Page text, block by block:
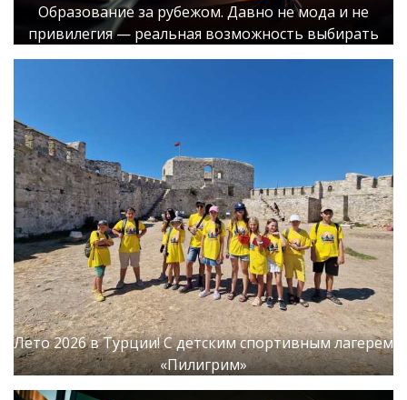
Образование за рубежом. Давно не мода и не
привилегия — реальная возможность выбирать
Лето 2026 в Турции! С детским спортивным лагерем
«Пилигрим»